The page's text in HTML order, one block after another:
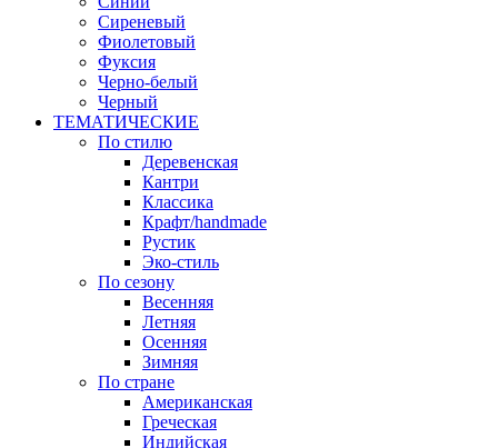
Сиреневый
Фиолетовый
Фуксия
Черно-белый
Черный
ТЕМАТИЧЕСКИЕ
По стилю
Деревенская
Кантри
Классика
Крафт/handmade
Рустик
Эко-стиль
По сезону
Весенняя
Летняя
Осенняя
Зимняя
По стране
Американская
Греческая
Индийская